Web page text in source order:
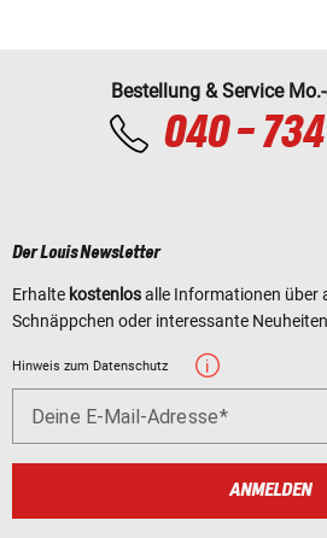
Bestellung & Service
040 -
Der Louis Newsletter
Erhalte kostenlosalle Informationen über
Schnäppchen oder interessante
Hinweis zum Datenschutz
Deine E-Mail-Adresse
ANMELDEN